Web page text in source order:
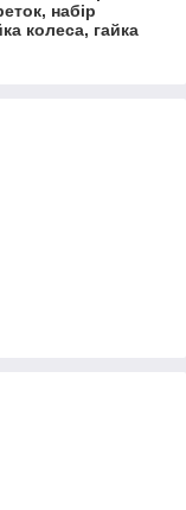
набір
колеса, гайка